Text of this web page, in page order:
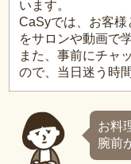
います。
CaSyでは、お客
をサロンや動画で
また、事前にチャ
ので、当日迷う時
お料
腕前